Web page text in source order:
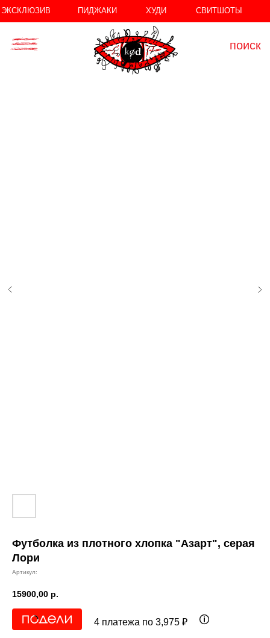
////
ЭКСКЛЮЗИВ ПИДЖАКИ ХУДИ СВИТШОТЫ
Футболка из плотного хлопка "Азарт", серая
Лори
Артикул:
15900,00 р.
4 платежа по 3,975 ₽